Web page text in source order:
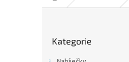
kategorie
Kategorie